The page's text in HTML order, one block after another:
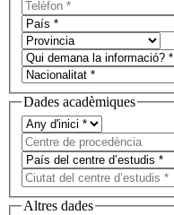
Dades acadèmiques
Altres dades